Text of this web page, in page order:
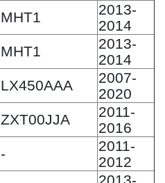
MHT1
2013-
2014
MHT1
2013-
2014
LX450AAA
2007-
2020
ZXT00JJA
2011-
2016
-
2011-
2012
2013-